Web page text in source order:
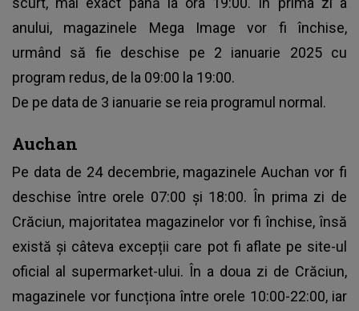
anului, magazinele Mega Image vor fi închise,
urmând să fie deschise pe 2 ianuarie 2025 cu
program redus, de la 09:00 la 19:00.
De pe data de 3 ianuarie se reia programul normal.
Auchan
Pe data de 24 decembrie, magazinele Auchan vor fi
deschise între orele 07:00 și 18:00. În prima zi de
Crăciun, majoritatea magazinelor vor fi închise, însă
există și câteva excepții care pot fi aflate pe site-ul
oficial al supermarket-ului. În a doua zi de Crăciun,
magazinele vor funcționa între orele 10:00-22:00, iar